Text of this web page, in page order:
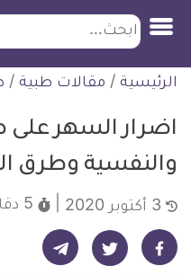
التخطي
للمحتوى
ابحث
الرئيسية / مقالات طبية /
اضرار السهر على
والنفسية وطرق
5 دقائق
شارك على فيسبوك - ديلي ميديكال انفو شارك على تويتر - ديلي ميديكال انفو شارك على تيليجرام - ديلي ميديكال انفو